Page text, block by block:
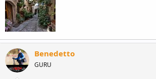
Benedetto
GURU